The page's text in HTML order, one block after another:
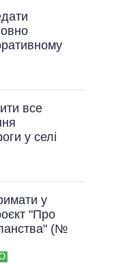
все
у селі
у
"Про
(№